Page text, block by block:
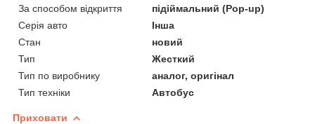
За способом відкриття
підіймальний (Pop-up)
Серія авто
Інша
Стан
новий
Тип
Жесткий
Тип по виробнику
аналог, оригінал
Тип техніки
Автобус
Приховати